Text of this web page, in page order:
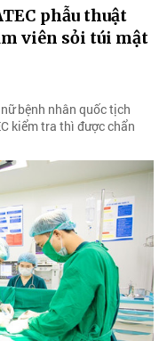
phẫu thuật
viên sỏi túi mật
bệnh nhân quốc tịch
kiểm tra thì được chẩn